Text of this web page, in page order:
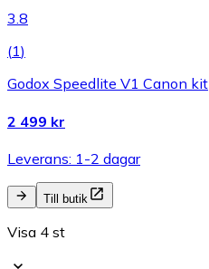
3.8
(1)
Godox Speedlite V1 Canon kit
2 499 kr
Leverans: 1-2 dagar
Till butik
Visa 4 st